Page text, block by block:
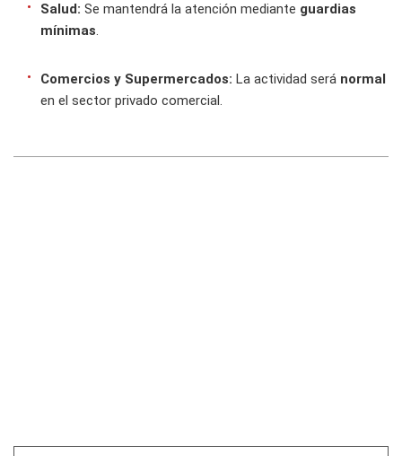
Salud: Se mantendrá la atención mediante guardias
mínimas.
Comercios y Supermercados: La actividad será normal
en el sector privado comercial.